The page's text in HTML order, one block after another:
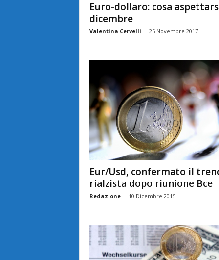
Euro-dollaro: cosa
dicembre
Valentina Cervelli - 26 Novembre 2017
Eur/Usd, confermato il
rialzista dopo riunione Bce
Redazione - 10 Dicembre 2015